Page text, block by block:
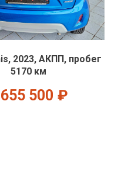
2023, АКПП, пробег
5170 км
500 ₽